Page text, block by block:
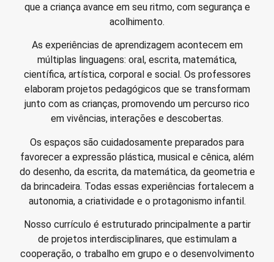
que a criança avance em seu ritmo, com segurança e
acolhimento.
As experiências de aprendizagem acontecem em
múltiplas linguagens: oral, escrita, matemática,
científica, artística, corporal e social. Os professores
elaboram projetos pedagógicos que se transformam
junto com as crianças, promovendo um percurso rico
em vivências, interações e descobertas.
Os espaços são cuidadosamente preparados para
favorecer a expressão plástica, musical e cênica, além
do desenho, da escrita, da matemática, da geometria e
da brincadeira. Todas essas experiências fortalecem a
autonomia, a criatividade e o protagonismo infantil.
Nosso currículo é estruturado principalmente a partir
de projetos interdisciplinares, que estimulam a
cooperação, o trabalho em grupo e o desenvolvimento